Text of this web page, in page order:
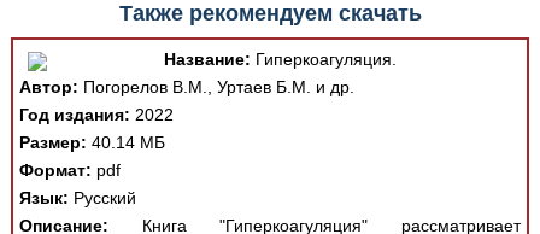
Также рекомендуем скачать
Название: Гиперкоагуляция.
Автор: Погорелов В.М., Уртаев Б.М. и др.
Год издания: 2022
Размер: 40.14 МБ
Формат: pdf
Язык: Русский
Описание: Книга "Гиперкоагуляция" рассматривает